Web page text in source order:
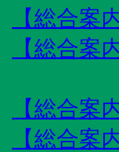
【総合
【総合
【総合案
【総合案